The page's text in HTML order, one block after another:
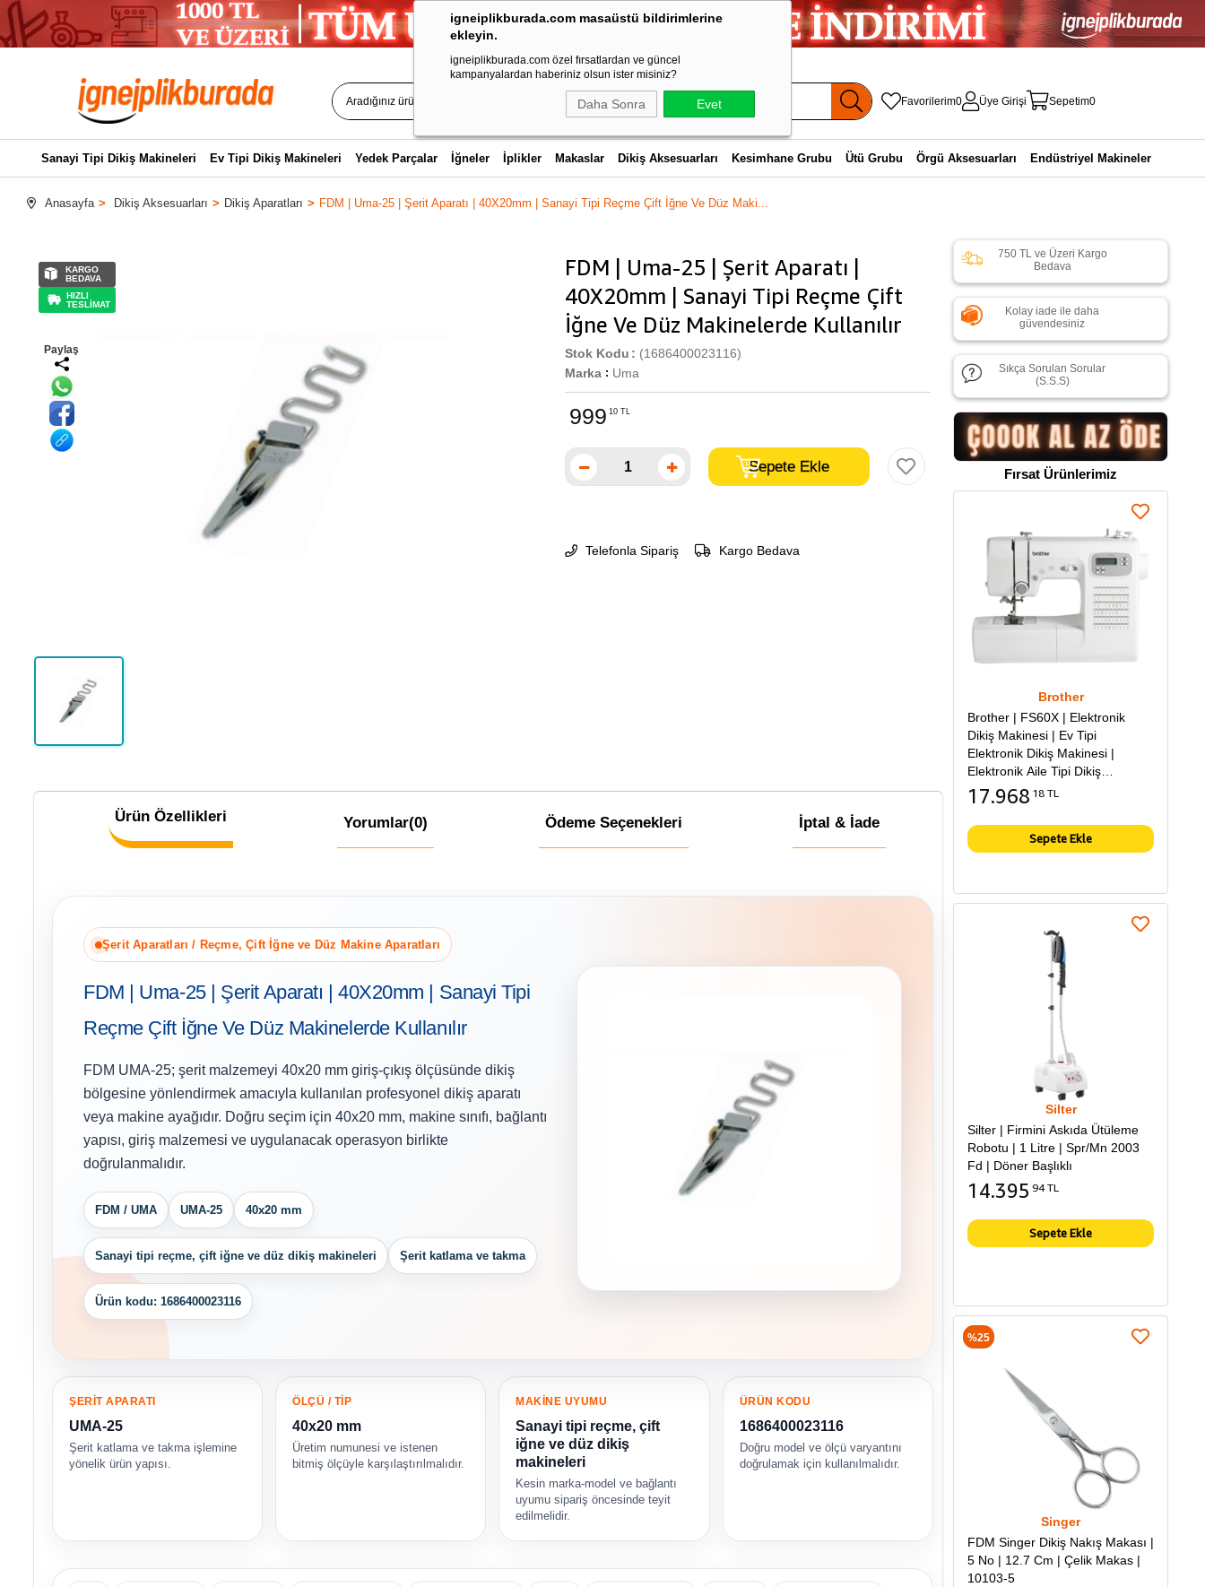
igneiplikburada.com masaüstü bildirimlerine
ekleyin.
igneiplikburada.com özel fırsatlardan ve güncel
kampanyalardan haberiniz olsun ister misiniz?
Daha Sonra Evet Favorilerim0 Üye Girişi Sepetim0
Sanayi Tipi Dikiş Makineleri Ev Tipi Dikiş Makineleri Yedek Parçalar İğneler İplikler Makaslar Dikiş Aksesuarları Kesimhane Grubu Ütü Grubu Örgü Aksesuarları Endüstriyel Makineler
Anasayfa Dikiş Aksesuarları Dikiş Aparatları FDM | Uma-25 | Şerit Aparatı | 40X20mm | Sanayi Tipi Reçme Çift İğne Ve Düz Maki...
KARGO
BEDAVA
HIZLI
TESLİMAT
Paylaş
FDM | Uma-25 | Şerit Aparatı |
40X20mm | Sanayi Tipi Reçme Çift
İğne Ve Düz Makinelerde Kullanılır
(1686400023116)
Stok Kodu
Marka : Uma
999 10 TL
Telefonla Sipariş Kargo Bedava
Ürün Özellikleri Yorumlar(0) Ödeme Seçenekleri İptal & İade
Şerit Aparatları / Reçme, Çift İğne ve Düz Makine Aparatları
FDM | Uma-25 | Şerit Aparatı | 40X20mm | Sanayi Tipi
Reçme Çift İğne Ve Düz Makinelerde Kullanılır
FDM UMA-25; şerit malzemeyi 40x20 mm giriş-çıkış ölçüsünde dikiş
bölgesine yönlendirmek amacıyla kullanılan profesyonel dikiş aparatı
veya makine ayağıdır. Doğru seçim için 40x20 mm, makine sınıfı, bağlantı
yapısı, giriş malzemesi ve uygulanacak operasyon birlikte
doğrulanmalıdır.
FDM / UMA UMA-25 40x20 mm
Sanayi tipi reçme, çift iğne ve düz dikiş makineleri Şerit katlama ve takma
Ürün kodu: 1686400023116
ŞERİT APARATI
UMA-25
Şerit katlama ve takma işlemine
yönelik ürün yapısı.
ÖLÇÜ / TİP
40x20 mm
Üretim numunesi ve istenen
bitmiş ölçüyle karşılaştırılmalıdır.
MAKİNE UYUMU
Sanayi tipi reçme, çift
iğne ve düz dikiş
makineleri
Kesin marka-model ve bağlantı
uyumu sipariş öncesinde teyit
edilmelidir.
ÜRÜN KODU
1686400023116
Doğru model ve ölçü varyantını
doğrulamak için kullanılmalıdır.
750 TL ve Üzeri Kargo
Bedava
Kolay iade ile daha
güvendesiniz
Sıkça Sorulan Sorular
(S.S.S)
Fırsat Ürünlerimiz
Brother
Brother | FS60X | Elektronik
Dikiş Makinesi | Ev Tipi
Elektronik Dikiş Makinesi |
Elektronik Aile Tipi Dikiş
Makinesi
17.968 18 TL
Sepete Ekle
Silter
Silter | Firmini Askıda Ütüleme
Robotu | 1 Litre | Spr/Mn 2003
Fd | Döner Başlıklı
14.395 94 TL
Sepete Ekle
Singer
FDM Singer Dikiş Nakış Makası |
5 No | 12.7 Cm | Çelik Makas |
10103-5
%25